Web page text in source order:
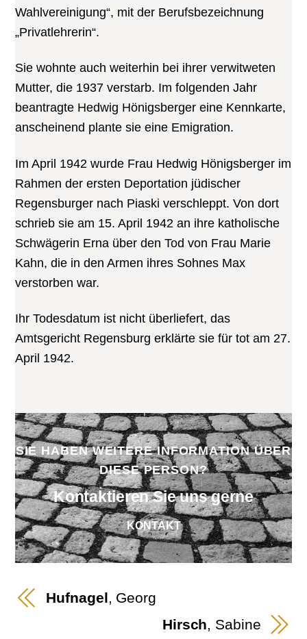
Wahlvereinigung“, mit der Berufsbezeichnung
„Privatlehrerin“.
Sie wohnte auch weiterhin bei ihrer verwitweten
Mutter, die 1937 verstarb. Im folgenden Jahr
beantragte Hedwig Hönigsberger eine Kennkarte,
anscheinend plante sie eine Emigration.
Im April 1942 wurde Frau Hedwig Hönigsberger im
Rahmen der ersten Deportation jüdischer
Regensburger nach Piaski verschleppt. Von dort
schrieb sie am 15. April 1942 an ihre katholische
Schwägerin Erna über den Tod von Frau Marie
Kahn, die in den Armen ihres Sohnes Max
verstorben war.
Ihr Todesdatum ist nicht überliefert, das
Amtsgericht Regensburg erklärte sie für tot am 27.
April 1942.
SIE HABEN WEITERE INFORMATION ÜBER
DIESE PERSON?
Kontaktieren Sie uns gerne
KONTAKT
Hufnagel, Georg
Hirsch, Sabine